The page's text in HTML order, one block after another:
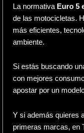
La normativa Euro 5
de las motocicletas.
más eficientes,
ambiente.
Si estás buscando
con mejores
apostar por un
Y si además quieres
primeras marcas, en